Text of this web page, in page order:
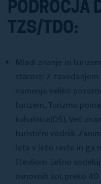
PODROČJA
TZS/TDO:
Mladi znanje in
starosti Z
namenja veliko
turizem, Turizmu
kuhalnica(OŠ), Več
turistični vodnik.
leta v leto raste in ga
številom. Letno
osnovnih šol, preko